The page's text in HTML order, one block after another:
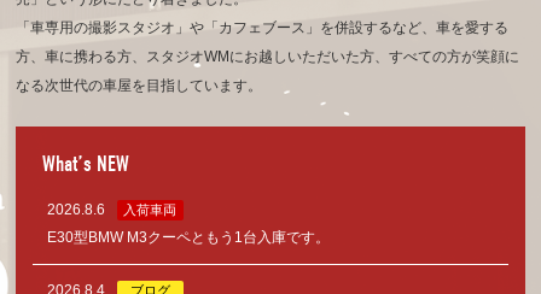
「車専用の撮影スタジオ」や「カフェブース」を併設するなど、車を愛する
方、車に携わる方、
スタジオWMにお越しいただいた方、すべての方が笑顔に
なる次世代の車屋を目指しています。
What’s NEW
2026.8.6 入荷車両
E30型BMW M3クーペともう1台入庫です。
2026.8.4 ブログ